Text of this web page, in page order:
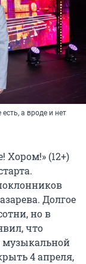
а вроде и нет
Хором!» (12+)
Долгое
но в
что
музыкальной
4 апреля,